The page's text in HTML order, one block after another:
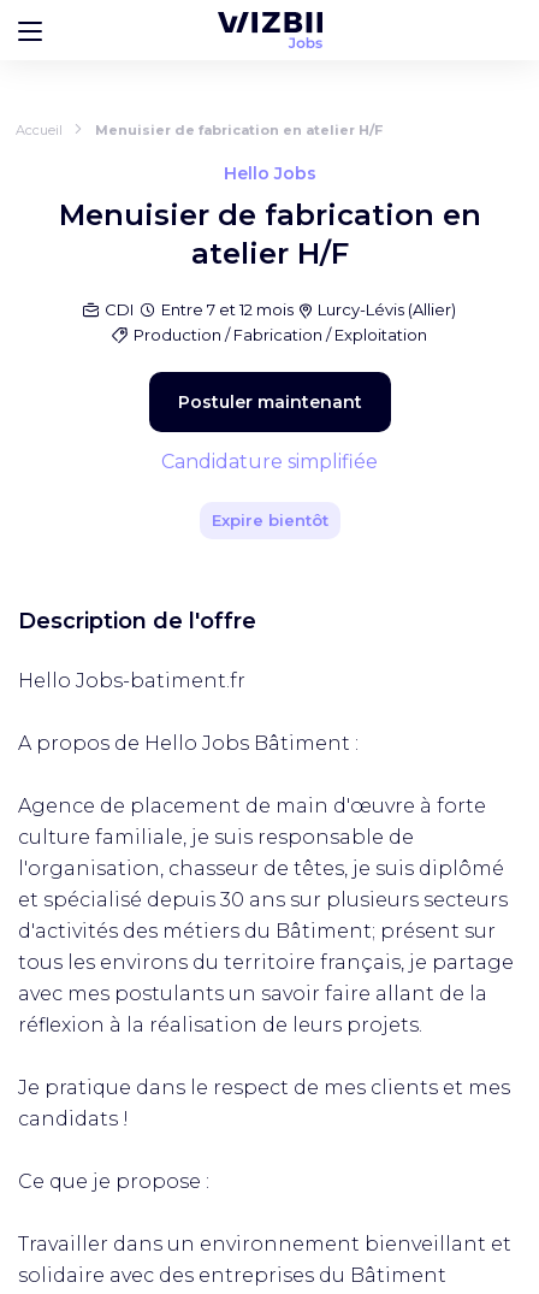
Accueil Menuisier de fabrication en atelier H/F
Hello Jobs
Menuisier de fabrication en
atelier H/F
CDI Entre 7 et 12 mois Lurcy-Lévis(Allier)
Production / Fabrication / Exploitation
Postuler maintenant
Candidature simplifiée
Expire bientôt
Description de l'offre
Hello Jobs-batiment.fr
A propos de Hello Jobs Bâtiment :
Agence de placement de main d'œuvre à forte
culture familiale, je suis responsable de
l'organisation, chasseur de têtes, je suis diplômé
et spécialisé depuis 30 ans sur plusieurs secteurs
d'activités des métiers du Bâtiment; présent sur
tous les environs du territoire français, je partage
avec mes postulants un savoir faire allant de la
réflexion à la réalisation de leurs projets.
Je pratique dans le respect de mes clients et mes
candidats !
Ce que je propose :
Travailler dans un environnement bienveillant et
solidaire avec des entreprises du Bâtiment